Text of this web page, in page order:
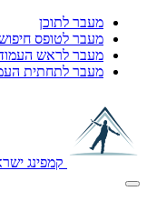
מעבר לתוכן
מעבר לטופס
מעבר לראש
מעבר לתחתית
קמפינג